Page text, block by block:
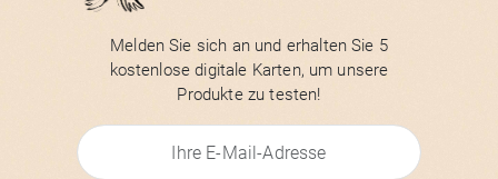
Melden Sie sich an und erhalten Sie 5
kostenlose digitale Karten, um unsere
Produkte zu testen!